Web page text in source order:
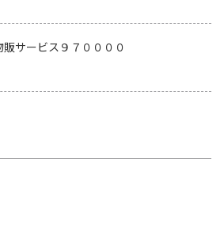
販サービス９７００００